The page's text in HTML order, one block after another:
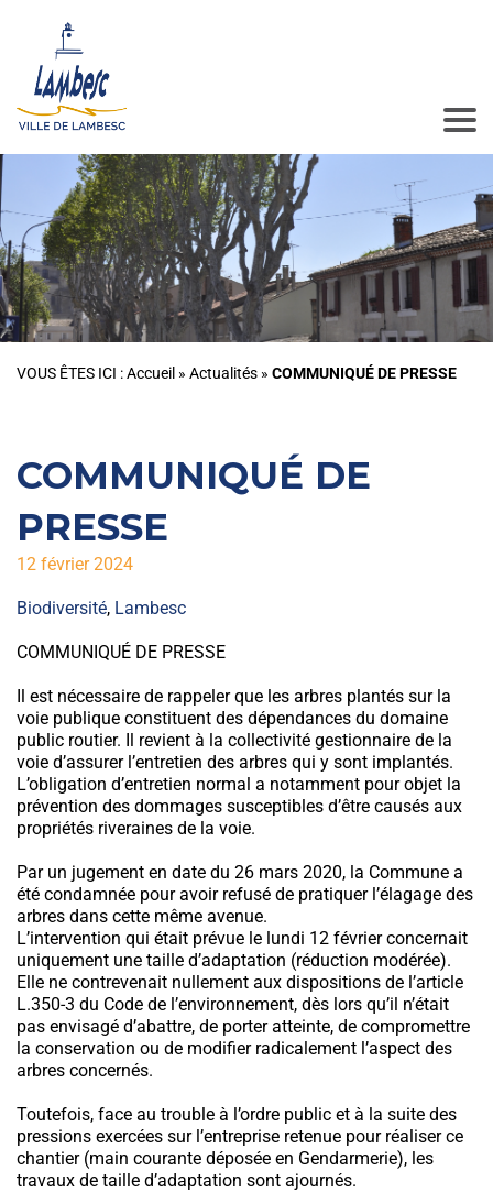
VOUS ÊTES ICI :Accueil » Actualités » COMMUNIQUÉ DE PRESSE
COMMUNIQUÉ DE
PRESSE
12 février 2024
Biodiversité, Lambesc
COMMUNIQUÉ DE PRESSE
Il est nécessaire de rappeler que les arbres plantés sur la
voie publique constituent des dépendances du domaine
public routier. Il revient à la collectivité gestionnaire de la
voie d’assurer l’entretien des arbres qui y sont implantés.
L’obligation d’entretien normal a notamment pour objet la
prévention des dommages susceptibles d’être causés aux
propriétés riveraines de la voie.
Par un jugement en date du 26 mars 2020, la Commune a
été condamnée pour avoir refusé de pratiquer l’élagage des
arbres dans cette même avenue.
L’intervention qui était prévue le lundi 12 février concernait
uniquement une taille d’adaptation (réduction modérée).
Elle ne contrevenait nullement aux dispositions de l’article
L.350-3 du Code de l’environnement, dès lors qu’il n’était
pas envisagé d’abattre, de porter atteinte, de compromettre
la conservation ou de modifier radicalement l’aspect des
arbres concernés.
Toutefois, face au trouble à l’ordre public et à la suite des
pressions exercées sur l’entreprise retenue pour réaliser ce
chantier (main courante déposée en Gendarmerie), les
travaux de taille d’adaptation sont ajournés.